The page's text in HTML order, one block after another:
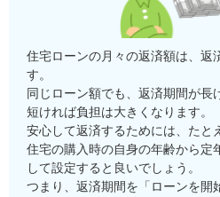
住宅ローンの月々の返済額は、返
す。
同じローン額でも、返済期間が長
短ければ負担は大きくなります。
安心して返済するためには、たと
住宅の購入時の自身の年齢から定
して設定すると良いでしょう。
つまり、返済期間を「ローンを開